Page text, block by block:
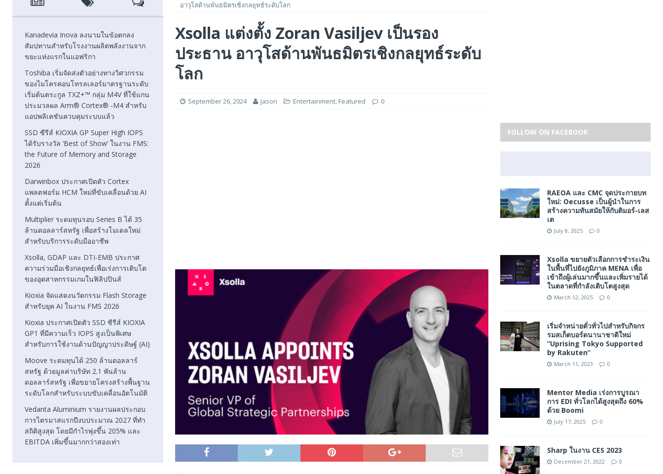
[ August 7, 2026 ] SSD ซีรีส์ KIOXIA GP Super High IOPS ได้รับรางวัล ‘Best of Show’ ในงาน FMS: the Future of Memory and Storage
2026
FEATURED
[ August 6, 2026 ] Darwinbox ประกาศเปิดตัว Cortex แพลตฟอร์ม HCM ใหม่ที่ขับเคลื่อนด้วย AI ตั้งแต่เริ่มต้น
FEATURED
Multiplier ระดมทุนรอบ Series B ได้ 35 ล้านดอลลาร์สหรัฐ เพื่อสร้างโมเดลใหม่สำหรับบริการระดับมืออาชีพ
FEATURED
อาวุโสด้านพันธมิตรเชิงกลยุทธ์ระดับโลก
Xsolla แต่งตั้ง Zoran Vasiljev เป็นรอง
ประธาน อาวุโสด้านพันธมิตรเชิงกลยุทธ์ระดับ
โลก
September 26, 2024 Jason Entertainment, Featured 0
Kanadevia Inova ลงนามในข้อตกลง
สัมปทานสำหรับโรงงานผลิตพลังงานจาก
ขยะแห่งแรกในแอฟริกา
Toshiba เริ่มจัดส่งตัวอย่างทางวิศวกรรม
ของไมโครคอนโทรลเลอร์มาตรฐานระดับ
เริ่มต้นตระกูล TXZ+™ กลุ่ม M4V ที่ใช้แกน
ประมวลผล Arm® Cortex® ‑M4 สำหรับ
แอปพลิเคชันควบคุมระบบแล้ว
SSD ซีรีส์ KIOXIA GP Super High IOPS
ได้รับรางวัล ‘Best of Show’ ในงาน FMS:
the Future of Memory and Storage
2026
Darwinbox ประกาศเปิดตัว Cortex
แพลตฟอร์ม HCM ใหม่ที่ขับเคลื่อนด้วย AI
ตั้งแต่เริ่มต้น
Multiplier ระดมทุนรอบ Series B ได้ 35
ล้านดอลลาร์สหรัฐ เพื่อสร้างโมเดลใหม่
สำหรับบริการระดับมืออาชีพ
Xsolla, GDAP และ DTI-EMB ประกาศ
ความร่วมมือเชิงกลยุทธ์เพื่อเร่งการเติบโต
ของอุตสาหกรรมเกมในฟิลิปปินส์
Kioxia จัดแสดงนวัตกรรม Flash Storage
สำหรับยุค AI ในงาน FMS 2026
Kioxia ประกาศเปิดตัว SSD ซีรีส์ KIOXIA
GP1 ที่มีความเร็ว IOPS สูงเป็นพิเศษ
สำหรับการใช้งานด้านปัญญาประดิษฐ์ (AI)
Moove ระดมทุนได้ 250 ล้านดอลลาร์
สหรัฐ ด้วยมูลค่าบริษัท 2.1 พันล้าน
ดอลลาร์สหรัฐ เพื่อขยายโครงสร้างพื้นฐาน
ระดับโลกสำหรับระบบขับเคลื่อนอัตโนมัติ
Vedanta Aluminium รายงานผลประกอบ
การไตรมาสแรกปีงบประมาณ 2027 ที่ทำ
สถิติสูงสุด โดยมีกำไรพุ่งขึ้น 205% และ
EBITDA เพิ่มขึ้นมากกว่าสองเท่า
FOLLOW ON FACEBOOK
RAEOA และ CMC จุดประกายบท
ใหม่: Oecusse เป็นผู้นำในการ
สร้างความทันสมัยให้กับติมอร์-เลส
เต
July 8, 2025 0
Xsolla ขยายตัวเลือกการชำระเงิน
ในพื้นที่ไปยังภูมิภาค MENA เพื่อ
เข้าถึงผู้เล่นมากขึ้นและเพิ่มรายได้
ในตลาดที่กำลังเติบโตสูงสุด
March 12, 2025 0
เริ่มจำหน่ายตั๋วทั่วไปสำหรับกิจกร
รมสเก็ตบอร์ดนานาชาติใหม่
“Uprising Tokyo Supported
by Rakuten”
March 11, 2023 0
Mentor Media เร่งการบูรณา
การ EDI ทั่วโลกได้สูงสุดถึง 60%
ด้วย Boomi
July 17, 2025 0
Sharp ในงาน CES 2023
December 21, 2022 0